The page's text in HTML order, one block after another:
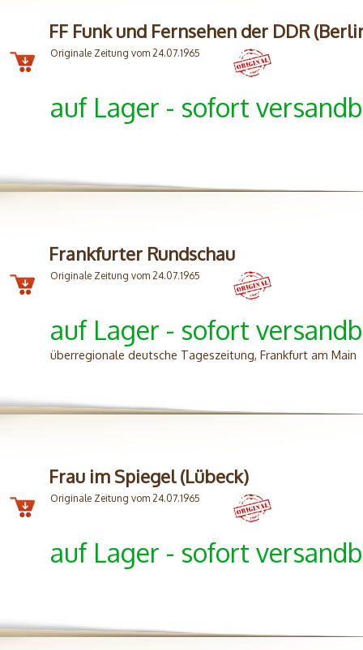
FF Funk und Fernsehen der DDR
Originale Zeitung vom 24.07.1965
auf Lager - sofort
Frankfurter Rundschau
Originale Zeitung vom 24.07.1965
auf Lager - sofort
überregionale deutsche Tageszeitung, Frankfurt am Main
Frau im Spiegel (Lübeck)
Originale Zeitung vom 24.07.1965
auf Lager - sofort